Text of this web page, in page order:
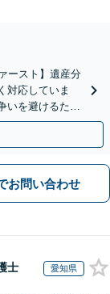
ースト】遺産分
対応していま
いを避けるため
お問い合わせ
士 愛知県